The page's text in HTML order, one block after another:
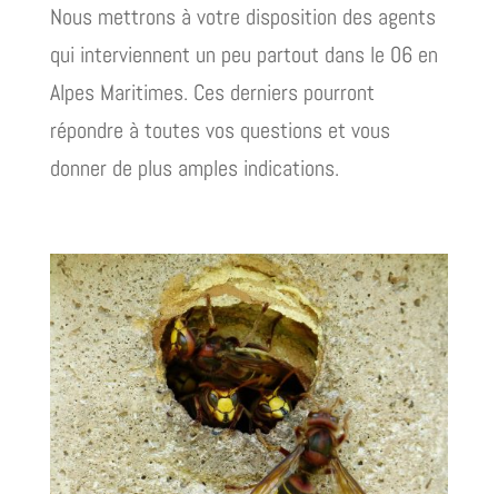
Nous mettrons à votre disposition des agents
qui interviennent un peu partout dans le 06 en
Alpes Maritimes. Ces derniers pourront
répondre à toutes vos questions et vous
donner de plus amples indications.